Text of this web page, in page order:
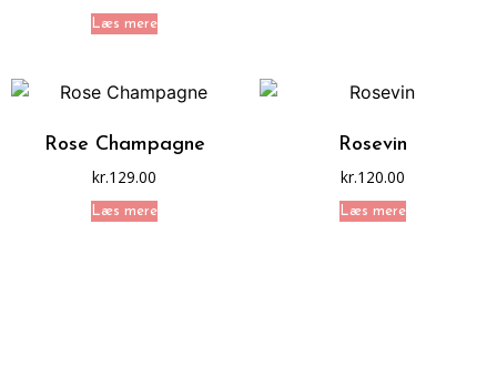
Læs mere
Rose Champagne
kr.129.00
Læs mere
Rosevin
kr.120.00
Læs mere